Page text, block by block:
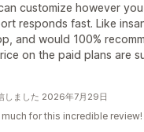
customize however
responds fast. Like
and would 100%
on the paid plans are
しました 2026年7月29日
for this incredible review!